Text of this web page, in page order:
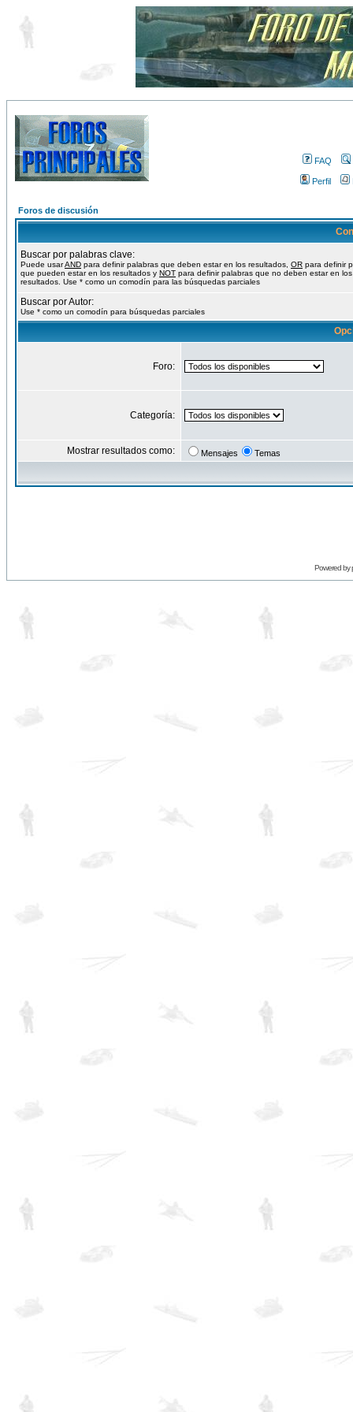
FAQ
Perfil
Foros de discusión
Buscar por palabras clave:
Puede usarAND para definir palabras que deben estar en los resultados, OR para definir
que pueden estar en los resultados y NOT para definir palabras que no deben estar en los
resultados. Use * como un comodín para las búsquedas parciales
Buscar por Autor:
Use * como un comodín para búsquedas parciales
Foro:
Categoría:
Mostrar resultados como: Mensajes Temas
Powered by